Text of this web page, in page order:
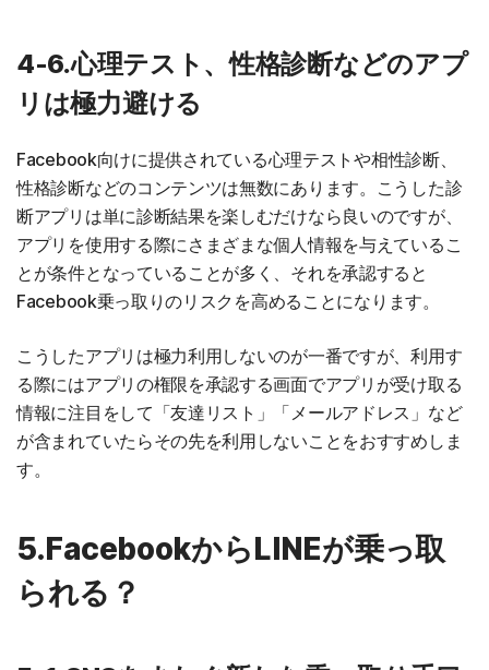
4-6.心理テスト、性格診断などのアプ
リは極力避ける
Facebook向けに提供されている心理テストや相性診断、
性格診断などのコンテンツは無数にあります。こうした診
断アプリは単に診断結果を楽しむだけなら良いのですが、
アプリを使用する際にさまざまな個人情報を与えているこ
とが条件となっていることが多く、それを承認すると
Facebook乗っ取りのリスクを高めることになります。
こうしたアプリは極力利用しないのが一番ですが、利用す
る際にはアプリの権限を承認する画面でアプリが受け取る
情報に注目をして「友達リスト」「メールアドレス」など
が含まれていたらその先を利用しないことをおすすめしま
す。
5.FacebookからLINEが乗っ取
られる？